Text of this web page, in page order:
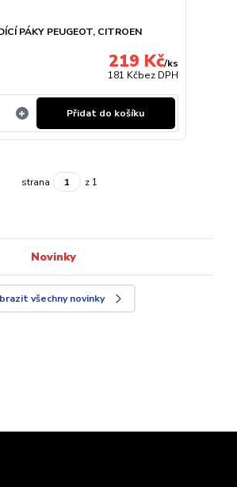
PÁKY PEUGEOT, CITROEN
219 Kč/ks
181 Kčbez DPH
Přidat do košíku
strana z 1
Novinky
všechny novinky